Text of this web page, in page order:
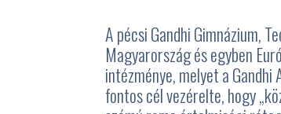
A pécsi Gandhi Gimnázium,
Magyarország és egyben
intézménye, melyet a
fontos cél vezérelte, hogy